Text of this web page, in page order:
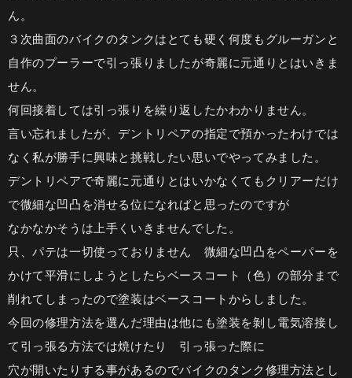
ん。
３次曲面のバイクのタンクはとても硬く何度もグルーガンと
自作のプーラーで引っ張りましたが奇麗に元通りとはいきま
せん。
何回接着しては引っ張りを繰り返したかわかりません。
言い忘れましたが、デントリペアの指定で預かったわけでは
なく私が勝手に興味と挑戦したい思いでやってみました。
デントリペアで奇麗に元通りとはいかなくてもクリアーだけ
で微細な凹凸を消せる位になればと思ったのですが
なかなかそうは上手くいきませんでした。
只、パテは一切使っておりません 微細な凹凸をペーパーを
かけて平滑にしようとしたらベースコート（色）の部分まで
削れてしまったので塗装はベースコートからしました。
今回の修理方法を選んだ理由は他にも塗装を剝し電気溶接し
て引っ張る方法では焼けたり 引っ張った際に
穴が開いたりする事があるのでバイクのタンク修理方法とし